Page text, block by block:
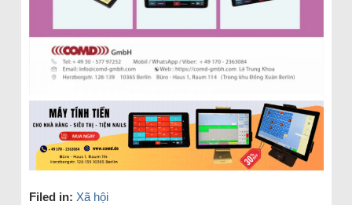
Filed in: Xã hội